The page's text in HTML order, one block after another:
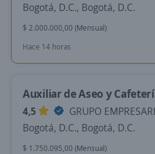
Bogotá, D.C., Bogotá, D.C.
$ 2.000.000,00 (Mensual)
Hace 14 horas
Auxiliar de Aseo y
4,5
GRUPO
Bogotá, D.C., Bogotá, D.C.
$ 1.750.095,00 (Mensual)